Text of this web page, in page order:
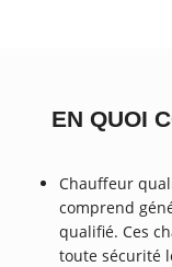
EN QUOI
Chauffeur
comprend
qualifié. Ces
toute sécurité